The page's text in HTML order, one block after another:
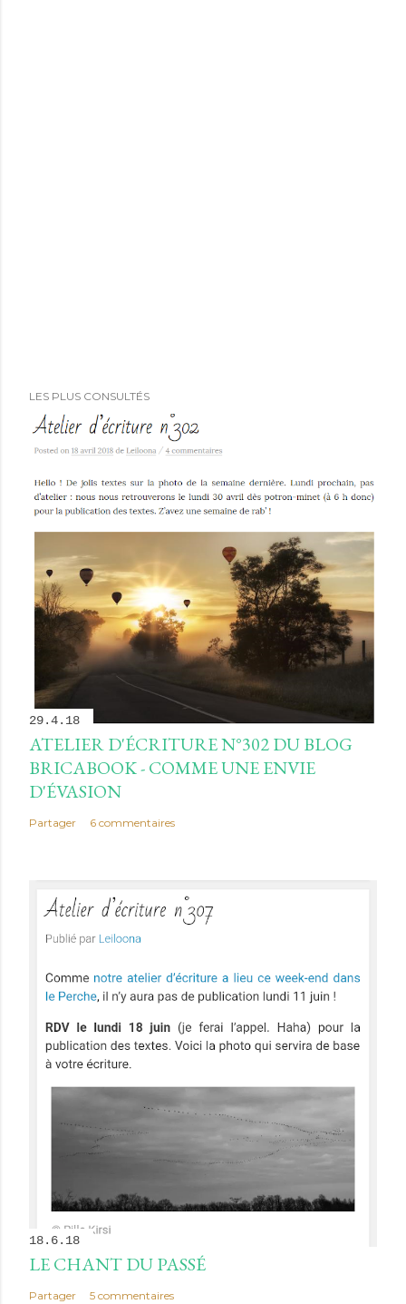
LES PLUS CONSULTÉS
29.4.18
ATELIER D'ÉCRITURE N°302 DU BLOG
BRICABOOK - COMME UNE ENVIE
D'ÉVASION
Partager 6 commentaires
18.6.18
LE CHANT DU PASSÉ
Partager 5 commentaires